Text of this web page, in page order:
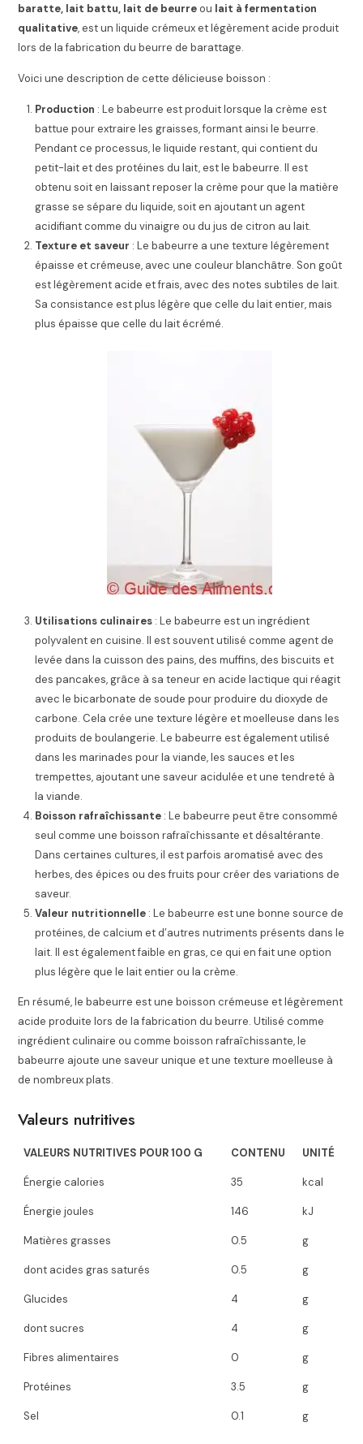
baratte, lait battu, lait de beurreou lait à fermentation
qualitative, est un liquide crémeux et légèrement acide produit
lors de la fabrication du beurre de barattage.
Voici une description de cette délicieuse boisson :
Production : Le babeurre est produit lorsque la crème est
battue pour extraire les graisses, formant ainsi le beurre.
Pendant ce processus, le liquide restant, qui contient du
petit-lait et des protéines du lait, est le babeurre. Il est
obtenu soit en laissant reposer la crème pour que la matière
grasse se sépare du liquide, soit en ajoutant un agent
acidifiant comme du vinaigre ou du jus de citron au lait.
Texture et saveur : Le babeurre a une texture légèrement
épaisse et crémeuse, avec une couleur blanchâtre. Son goût
est légèrement acide et frais, avec des notes subtiles de lait.
Sa consistance est plus légère que celle du lait entier, mais
plus épaisse que celle du lait écrémé.
Utilisations culinaires : Le babeurre est un ingrédient
polyvalent en cuisine. Il est souvent utilisé comme agent de
levée dans la cuisson des pains, des muffins, des biscuits et
des pancakes, grâce à sa teneur en acide lactique qui réagit
avec le bicarbonate de soude pour produire du dioxyde de
carbone. Cela crée une texture légère et moelleuse dans les
produits de boulangerie. Le babeurre est également utilisé
dans les marinades pour la viande, les sauces et les
trempettes, ajoutant une saveur acidulée et une tendreté à
la viande.
Boisson rafraîchissante : Le babeurre peut être consommé
seul comme une boisson rafraîchissante et désaltérante.
Dans certaines cultures, il est parfois aromatisé avec des
herbes, des épices ou des fruits pour créer des variations de
saveur.
Valeur nutritionnelle : Le babeurre est une bonne source de
protéines, de calcium et d’autres nutriments présents dans le
lait. Il est également faible en gras, ce qui en fait une option
plus légère que le lait entier ou la crème.
En résumé, le babeurre est une boisson crémeuse et légèrement
acide produite lors de la fabrication du beurre. Utilisé comme
ingrédient culinaire ou comme boisson rafraîchissante, le
babeurre ajoute une saveur unique et une texture moelleuse à
de nombreux plats.
Valeurs nutritives
VALEURS NUTRITIVES POUR 100 G CONTENU UNITÉ
Énergie calories 35 kcal
Énergie joules 146 kJ
Matières grasses 0.5 g
dont acides gras saturés 0.5 g
Glucides 4 g
dont sucres 4 g
Fibres alimentaires 0 g
Protéines 3.5 g
Sel 0.1 g